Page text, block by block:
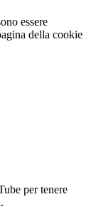
essere
della cookie
per tenere